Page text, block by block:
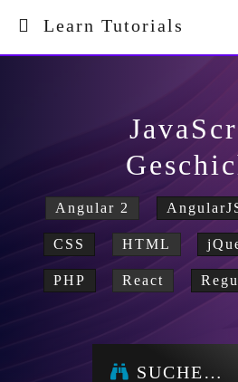
Learn Tutorials
Angular 2
CSS HTML
PHP React
SUCHE…